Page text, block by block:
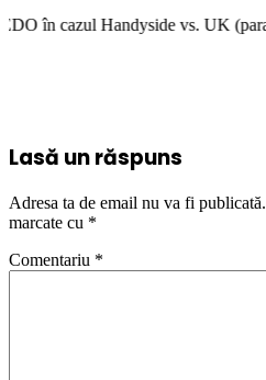
vs. UK (para 49),
Lasă un răspuns
Adresa ta de email nu va fi publicată.
marcate cu *
Comentariu *